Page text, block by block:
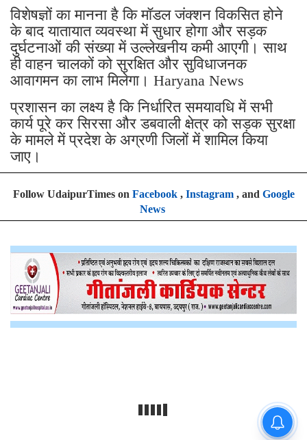
विशेषज्ञों का मानना है कि मॉडल जंक्शन विकसित होने
के बाद यातायात व्यवस्था में सुधार होगा और सड़क
दुर्घटनाओं की संख्या में उल्लेखनीय कमी आएगी। साथ
ही वाहन चालकों को सुरक्षित और सुविधाजनक
आवागमन का लाभ मिलेगा। Haryana News
प्रशासन का लक्ष्य है कि निर्धारित समयावधि में सभी
कार्य पूरे कर सिरसा और डबवाली क्षेत्र को सड़क सुरक्षा
के मामले में प्रदेश के अग्रणी जिलों में शामिल किया
जाए।
Follow UdaipurTimes on Facebook, Instagram, and Google
News